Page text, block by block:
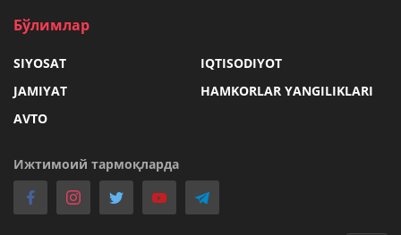
Бўлимлар
SIYOSAT
IQTISODIYOT
JAMIYAT
HAMKORLAR YANGILIKLARI
AVTO
Ижтимоий тармоқларда